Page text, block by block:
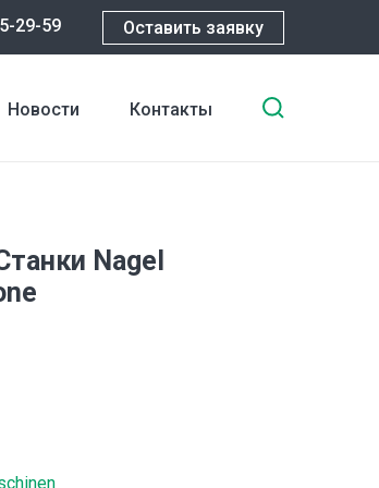
29-59 Оставить заявку
Новости Контакты
Nagel